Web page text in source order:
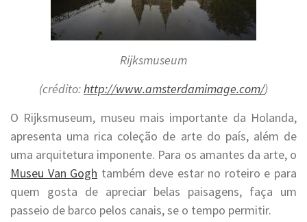
Rijksmuseum
(crédito:http://www.amsterdamimage.com/)
O Rijksmuseum, museu mais importante da Holanda,
apresenta uma rica coleção de arte do país, além de
uma arquitetura imponente. Para os amantes da arte, o
Museu Van Gogh também deve estar no roteiro e para
quem gosta de apreciar belas paisagens, faça um
passeio de barco pelos canais, se o tempo permitir.